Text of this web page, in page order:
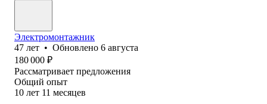
Электромонтажник
47 лет • Обновлено 6 августа
180 000 ₽
Рассматривает предложения
Общий опыт
10 лет 11 месяцев